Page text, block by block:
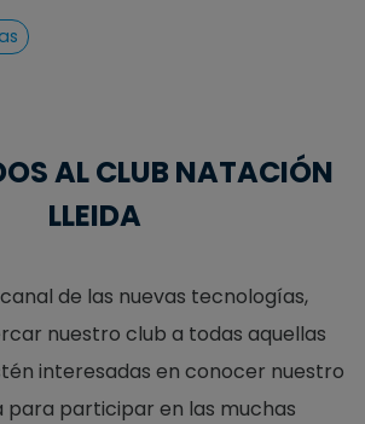
AL CLUB NATACIÓN
LLEIDA
de las nuevas tecnologías,
nuestro club a todas aquellas
interesadas en conocer nuestro
para participar en las muchas